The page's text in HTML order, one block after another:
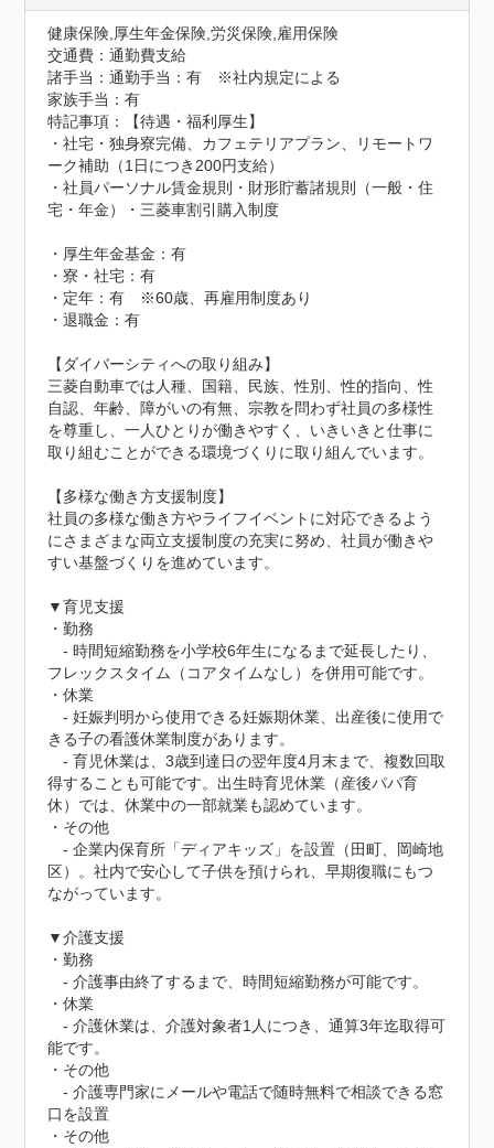
健康保険,厚生年金保険,労災保険,雇用保険
交通費：通勤費支給
諸手当：通勤手当：有　※社内規定による
家族手当：有
特記事項：【待遇・福利厚生】
・社宅・独身寮完備、カフェテリアプラン、リモートワ
ーク補助（1日につき200円支給）
・社員パーソナル賃金規則・財形貯蓄諸規則（一般・住
宅・年金）・三菱車割引購入制度
・厚生年金基金：有
・寮・社宅：有
・定年：有　※60歳、再雇用制度あり
・退職金：有
【ダイバーシティへの取り組み】
三菱自動車では人種、国籍、民族、性別、性的指向、性
自認、年齢、障がいの有無、宗教を問わず社員の多様性
を尊重し、一人ひとりが働きやすく、いきいきと仕事に
取り組むことができる環境づくりに取り組んでいます。
【多様な働き方支援制度】
社員の多様な働き方やライフイベントに対応できるよう
にさまざまな両立支援制度の充実に努め、社員が働きや
すい基盤づくりを進めています。
▼育児支援
・勤務
- 時間短縮勤務を小学校6年生になるまで延長したり、
フレックスタイム（コアタイムなし）を併用可能です。
・休業
- 妊娠判明から使用できる妊娠期休業、出産後に使用で
きる子の看護休業制度があります。
- 育児休業は、3歳到達日の翌年度4月末まで、複数回取
得することも可能です。出生時育児休業（産後パパ育
休）では、休業中の一部就業も認めています。
・その他
- 企業内保育所「ディアキッズ」を設置（田町、岡崎地
区）。社内で安心して子供を預けられ、早期復職にもつ
ながっています。
▼介護支援
・勤務
- 介護事由終了するまで、時間短縮勤務が可能です。
・休業
- 介護休業は、介護対象者1人につき、通算3年迄取得可
能です。
・その他
- 介護専門家にメールや電話で随時無料で相談できる窓
口を設置
・その他